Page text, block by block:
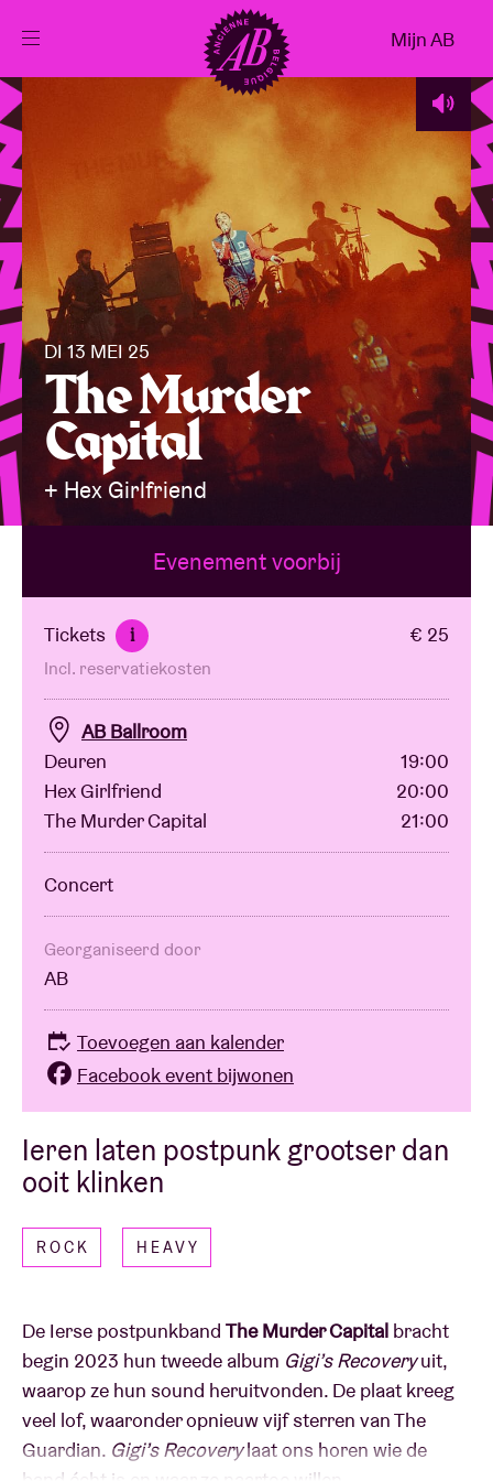
NL
Projecten
Nieuws
Bezoekersinfo
AB ❤ you
BRDCST
ABtv
Concertcheque
Over AB
Contact
Mijn AB
DI 13 MEI 25
The Murder
Capital
+ Hex Girlfriend
Ieren laten postpunk grootser dan
ooit klinken
ROCK HEAVY
De Ierse postpunkband The Murder Capital bracht
begin 2023 hun tweede album Gigi’s Recoveryuit,
waarop ze hun sound heruitvonden. De plaat kreeg
veel lof, waaronder opnieuw vijf sterren van The
Guardian. Gigi’s Recoverylaat ons horen wie de
Evenement voorbij
Tickets i € 25
Incl. reservatiekosten
AB Ballroom
Deuren
19:00
Hex Girlfriend
20:00
The Murder Capital
21:00
Concert
Georganiseerd door
AB
Toevoegen aan kalender
Facebook event bijwonen